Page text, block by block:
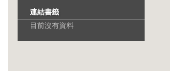
連結書籤
目前沒有資料